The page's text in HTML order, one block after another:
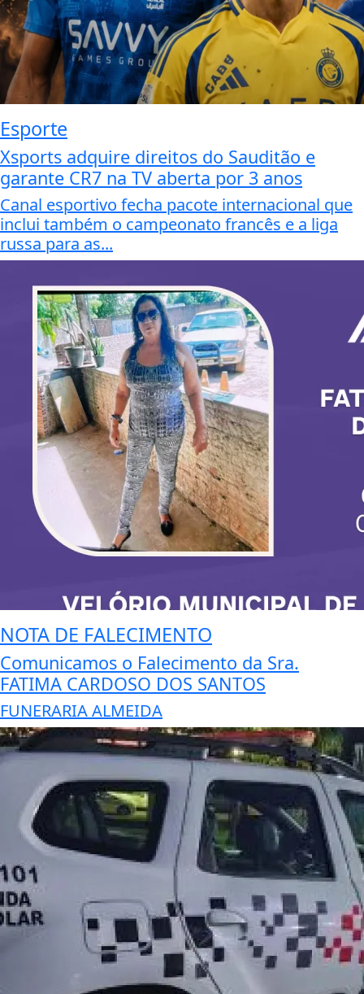
Esporte
Xsports adquire direitos do Sauditão e
garante CR7 na TV aberta por 3 anos
Canal esportivo fecha pacote internacional que
inclui também o campeonato francês e a liga
russa para as...
NOTA DE FALECIMENTO
Comunicamos o Falecimento da Sra.
FATIMA CARDOSO DOS SANTOS
FUNERARIA ALMEIDA